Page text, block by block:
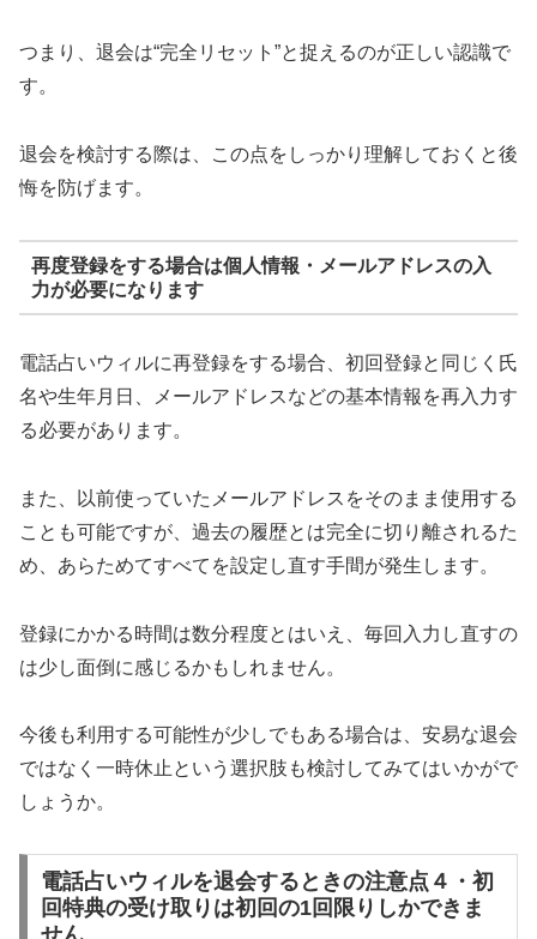
つまり、退会は“完全リセット”と捉えるのが正しい認識で
す。
退会を検討する際は、この点をしっかり理解しておくと後
悔を防げます。
再度登録をする場合は個人情報・メールアドレスの入
力が必要になります
電話占いウィルに再登録をする場合、初回登録と同じく氏
名や生年月日、メールアドレスなどの基本情報を再入力す
る必要があります。
また、以前使っていたメールアドレスをそのまま使用する
ことも可能ですが、過去の履歴とは完全に切り離されるた
め、あらためてすべてを設定し直す手間が発生します。
登録にかかる時間は数分程度とはいえ、毎回入力し直すの
は少し面倒に感じるかもしれません。
今後も利用する可能性が少しでもある場合は、安易な退会
ではなく一時休止という選択肢も検討してみてはいかがで
しょうか。
電話占いウィルを退会するときの注意点４・初
回特典の受け取りは初回の1回限りしかできま